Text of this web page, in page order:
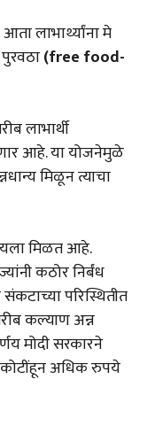
लाभार्थ्यांना मे
(free food-
लाभार्थी
आहे. या योजनेमुळे
मिळून त्याचा
मिळत आहे.
कठोर निर्बंध
परिस्थितीत
कल्याण अन्न
मोदी सरकारने
अधिक रुपये